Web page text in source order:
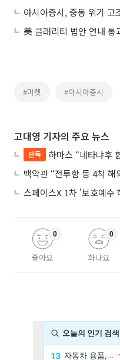
#마켓 #아시아증시
고대영 기자의 주요 뉴스
단독
하마스 “네타냐후 합
좋아요
0
화나요
0